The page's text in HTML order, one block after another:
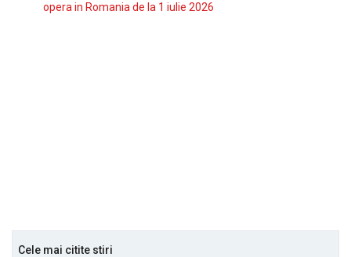
opera in Romania de la 1 iulie 2026
Cele mai citite stiri